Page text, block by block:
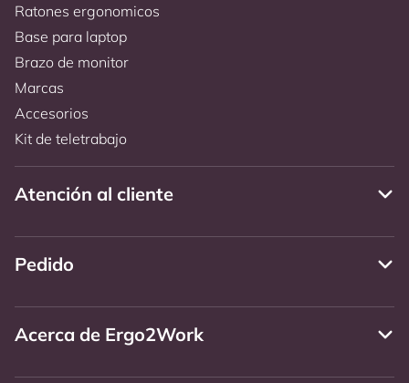
Ratones ergonomicos
Base para laptop
Brazo de monitor
Marcas
Accesorios
Kit de teletrabajo
Atención al cliente
Pedido
Acerca de Ergo2Work